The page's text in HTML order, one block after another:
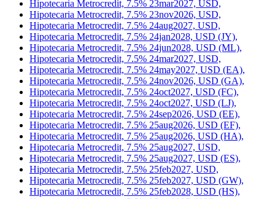
Hipotecaria Metrocredit, 7.5% 23mar2027, USD,
Hipotecaria Metrocredit, 7.5% 23nov2026, USD,
Hipotecaria Metrocredit, 7.5% 24aug2027, USD,
Hipotecaria Metrocredit, 7.5% 24jan2028, USD (JY),
Hipotecaria Metrocredit, 7.5% 24jun2028, USD (ML),
Hipotecaria Metrocredit, 7.5% 24mar2027, USD,
Hipotecaria Metrocredit, 7.5% 24may2027, USD (EA),
Hipotecaria Metrocredit, 7.5% 24nov2026, USD (GA),
Hipotecaria Metrocredit, 7.5% 24oct2027, USD (FC),
Hipotecaria Metrocredit, 7.5% 24oct2027, USD (LJ),
Hipotecaria Metrocredit, 7.5% 24sep2026, USD (EE),
Hipotecaria Metrocredit, 7.5% 25aug2026, USD (EF),
Hipotecaria Metrocredit, 7.5% 25aug2026, USD (HA),
Hipotecaria Metrocredit, 7.5% 25aug2027, USD,
Hipotecaria Metrocredit, 7.5% 25aug2027, USD (ES),
Hipotecaria Metrocredit, 7.5% 25feb2027, USD,
Hipotecaria Metrocredit, 7.5% 25feb2027, USD (GW),
Hipotecaria Metrocredit, 7.5% 25feb2028, USD (HS),